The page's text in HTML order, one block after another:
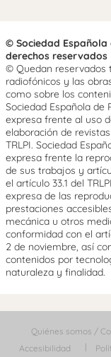
© Sociedad Española
derechos reservados
© Quedan reservados
radiofónicos y las
como sobre los
Sociedad Española de
expresa frente al uso
elaboración de
TRLPI. Sociedad
expresa frente la
de sus trabajos y
el artículo 33.1 del
expresa de las
prestaciones
mecánica u otros
conformidad con el
2 de noviembre, así
contenidos por
naturaleza y finalidad.
Quiénes somos /
Accesibilidad